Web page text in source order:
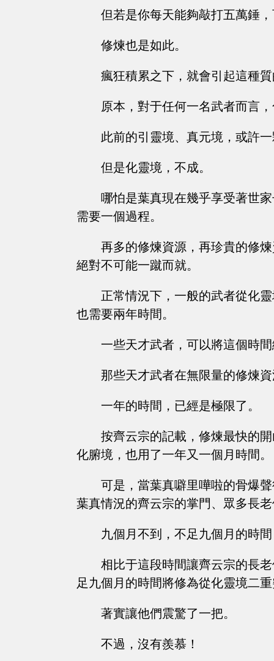
但若是你每天能夠敲打五萬錘
修煉也是如此。
瘋狂積累之下，就會引起這種
原本，對于任何一名武者而言
此前的引靈境、真元境，或許
但是化靈境，不成。
哪怕是葉真現在幾乎享受著世
需要一個過程。
再多的修煉資源，再珍貴的修
絕對不可能一蹴而就。
正常情況下，一般的武者從化
也需要兩年時間。
一些天才武者，可以將這個時
那些天才武者在無限量的修煉
一年的時間，已經是極限了。
按齊云宗的記載，修煉最快的
化腑境，也用了一年又一個月時間。
可是，當葉真噼里嘩啦的骨爆
葉真情況的齊云宗的掌門、眾多長
九個月不到，不足九個月的時
相比于這段時間讓齊云宗的長
足九個月的時間將修為從化靈境二
著實讓他們震驚了一把。
不過，沒有羨慕！